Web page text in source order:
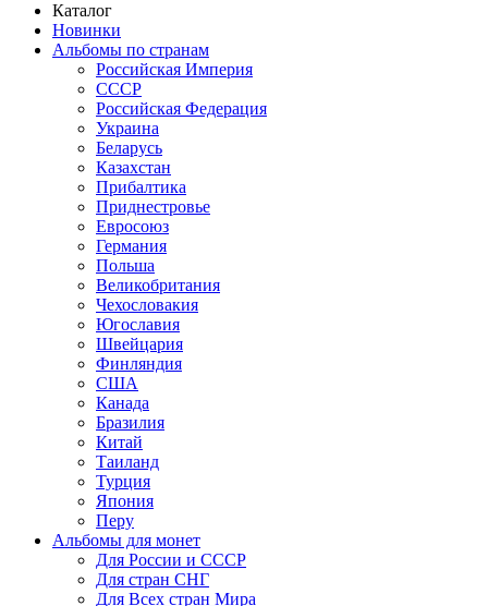
Каталог
Новинки
Альбомы по странам
Российская Империя
СССР
Российская Федерация
Украина
Беларусь
Казахстан
Прибалтика
Приднестровье
Евросоюз
Германия
Польша
Великобритания
Чехословакия
Югославия
Швейцария
Финляндия
США
Канада
Бразилия
Китай
Таиланд
Турция
Япония
Перу
Альбомы для монет
Для России и СССР
Для стран СНГ
Для Всех стран Мира